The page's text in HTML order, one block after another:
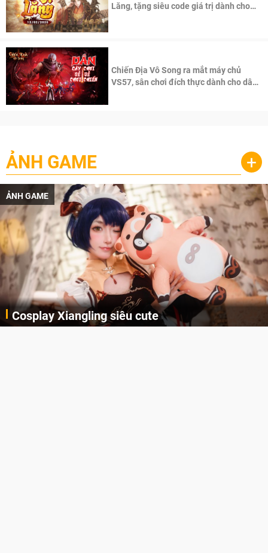
Lăng, tặng siêu code giá trị dành cho
Chiến Địa Vô Song ra mắt máy chủ
VS57, sân chơi đích thực dành cho dân
ẢNH GAME +
ẢNH GAME
Cosplay Xiangling siêu cute